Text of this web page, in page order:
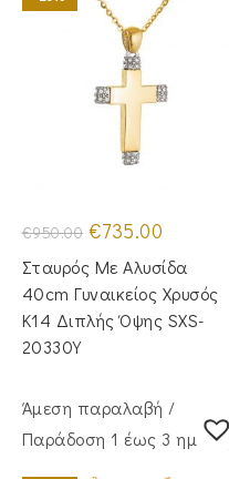
€950.00 Original
price
was:
€950.00.
€735.00
τιμή
είναι:
€735.00.
Σταυρός Με Αλυσίδα
40cm Γυναικείος Χρυσός
Κ14 Διπλής Όψης SXS-
20330Y
Άμεση παραλαβή /
Παράδoση 1 έως 3 ημέρες